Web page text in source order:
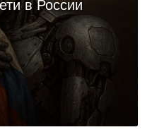
в России